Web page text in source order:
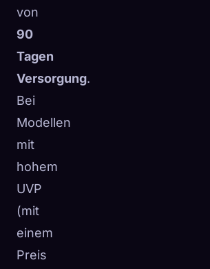
von
90
Tagen
Versorgung.
Bei
Modellen
mit
hohem
UVP
(mit
einem
Preis